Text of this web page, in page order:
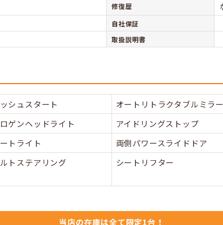
修復歴
自社保証
取扱説明書
シュスタート
オートリトラクタブルミラ
ゲンヘッドライト
アイドリングストップ
トライト
両側パワースライドドア
トステアリング
シートリフター
当店の在庫は全て限定1台！